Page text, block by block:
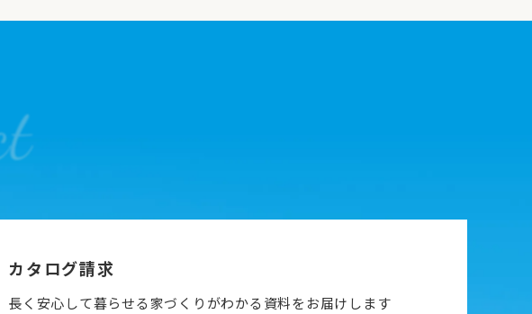
カタログ請求
長く安心して暮らせる家づくりがわかる資料をお届けします